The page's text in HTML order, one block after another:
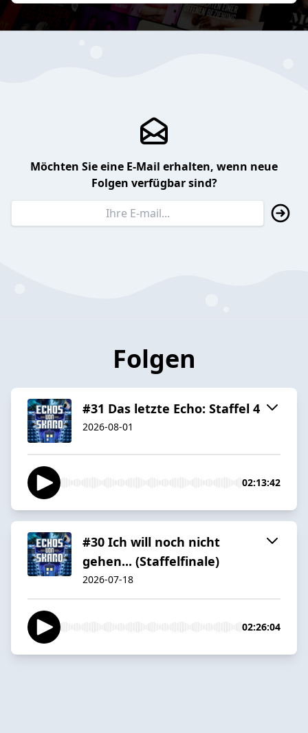
Möchten Sie eine E-Mail erhalten, wenn neue
Folgen verfügbar sind?
Folgen
#31 Das letzte Echo: Staffel 4
2026-08-01
02:13:42
#30 Ich will noch nicht
gehen... (Staffelfinale)
2026-07-18
02:26:04